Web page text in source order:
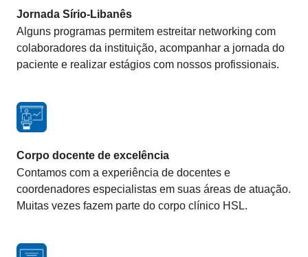
Jornada Sírio-Libanês
Alguns programas permitem estreitar networking com
colaboradores da instituição, acompanhar a jornada do
paciente e realizar estágios com nossos profissionais.
Corpo docente de excelência
Contamos com a experiência de docentes e
coordenadores especialistas em suas áreas de atuação.
Muitas vezes fazem parte do corpo clínico HSL.